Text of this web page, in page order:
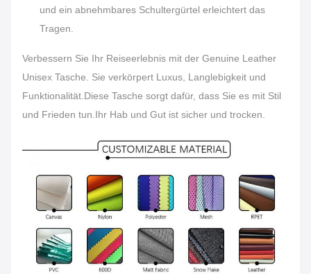
und ein abnehmbares Schultergürtel erleichtert das
Tragen.
Verbessern Sie Ihr Reiseerlebnis mit der Genuine Leather
Unisex Tasche. Sie verkörpert Luxus, Langlebigkeit und
Funktionalität.Diese Tasche sorgt dafür, dass Sie es mit Stil
und Frieden tun.Ihr Hab und Gut ist sicher und trocken.